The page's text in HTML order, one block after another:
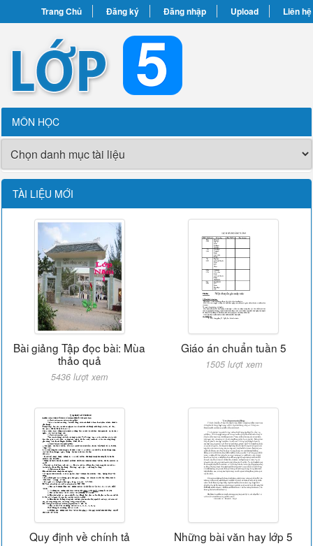
Trang Chủ Đăng ký Đăng nhập Upload Liên hệ
MÔN HỌC
TÀI LIỆU MỚI
Bài giảng Tập đọc bài: Mùa
thảo quả
5436 lượt xem
Giáo án chuẩn tuần 5
1505 lượt xem
Quy định về chính tả Những bài văn hay lớp 5